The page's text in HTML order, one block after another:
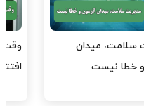
واردات دارو و کالاهای اساسی
باید در اولویت تخصیص ارز